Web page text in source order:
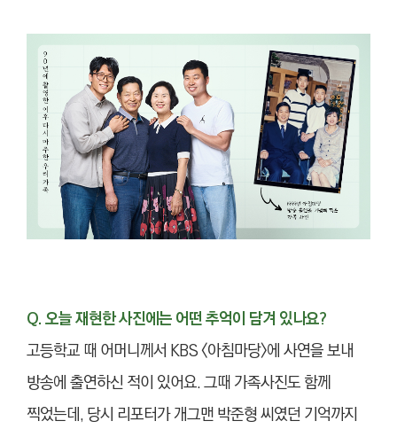
Q. 오늘 재현한 사진에는 어떤 추억이 담겨 있나요?
고등학교 때 어머니께서 KBS <아침마당>에 사연을 보내
방송에 출연하신 적이 있어요. 그때 가족사진도 함께
찍었는데, 당시 리포터가 개그맨 박준형 씨였던 기억까지